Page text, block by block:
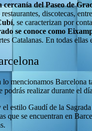
del Paseo de
discotecas,
, se caracterizan por
se conoce como
Catalanas. En todas
mencionamos Barcelona
realizar durante el
estilo Gaudí de la
que se encuentran en